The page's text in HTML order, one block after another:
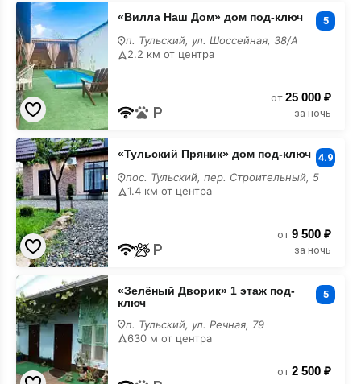
«Вилла
Наш
Дом»
дом
под-
ключ
«Вилла Наш Дом» дом под-ключ 5
п. Тульский, ул. Шоссейная, 38/А
2.2 км от центра
от 25 000 ₽
за ночь
«Тульский
Пряник»
дом
под-
ключ
«Тульский Пряник» дом под-ключ 4.9
пос. Тульский, пер. Строительный, 5
1.4 км от центра
от 9 500 ₽
за ночь
«Зелёный
Дворик»
1
этаж
под-
ключ
«Зелёный Дворик» 1 этаж под-
ключ
5
п. Тульский, ул. Речная, 79
630 м от центра
от 2 500 ₽